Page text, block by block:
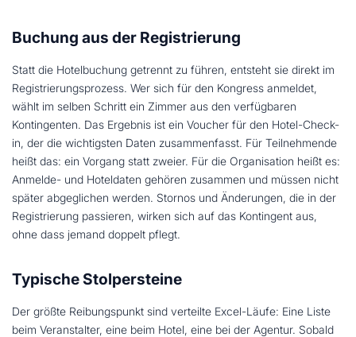
Buchung aus der Registrierung
Statt die Hotelbuchung getrennt zu führen, entsteht sie direkt im
Registrierungsprozess. Wer sich für den Kongress anmeldet,
wählt im selben Schritt ein Zimmer aus den verfügbaren
Kontingenten. Das Ergebnis ist ein Voucher für den Hotel-Check-
in, der die wichtigsten Daten zusammenfasst. Für Teilnehmende
heißt das: ein Vorgang statt zweier. Für die Organisation heißt es:
Anmelde- und Hoteldaten gehören zusammen und müssen nicht
später abgeglichen werden. Stornos und Änderungen, die in der
Registrierung passieren, wirken sich auf das Kontingent aus,
ohne dass jemand doppelt pflegt.
Typische Stolpersteine
Der größte Reibungspunkt sind verteilte Excel-Läufe: Eine Liste
beim Veranstalter, eine beim Hotel, eine bei der Agentur. Sobald